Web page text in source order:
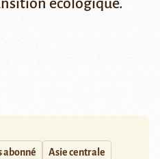
écologique.
abonné Asie centrale